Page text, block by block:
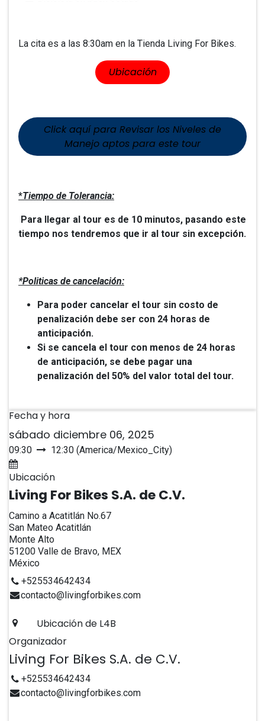
La cita es a las 8:30am en la Tienda Living For Bikes.
​​Ubicaci​​ón
Click aquí para Revisar los Niveles de
Manejo aptos para este tour
*Tiempo de Tolerancia:
Para llegar al tour es de 10 minutos, pasando este
tiempo nos tendremos que ir al tour sin excepción.
*Politicas de cancelación:
Para poder cancelar el tour sin costo de
penalización debe ser con 24 horas de
anticipación.
Si se cancela el tour con menos de 24 horas
de anticipación, se debe pagar una
penalización del 50% del valor total del tour.
Fecha y hora
sábado diciembre 06, 2025
09:30 12:30 (America/Mexico_City)
Ubicación
Living For Bikes S.A. de C.V.
Camino a Acatitlán No.67
San Mateo Acatitlán
Monte Alto
51200 Valle de Bravo, MEX
México
+525534642434
contacto@livingforbikes.com
Ubicación de L4B
Organizador
Living For Bikes S.A. de C.V.
+525534642434
contacto@livingforbikes.com